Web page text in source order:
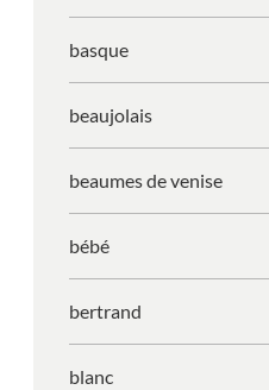
basque
beaujolais
beaumes de venise
bébé
bertrand
blanc